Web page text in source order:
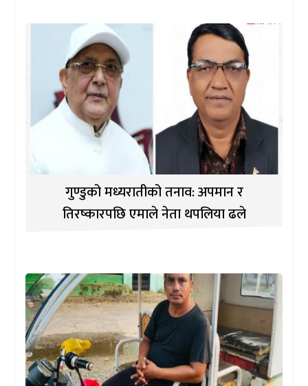
गुण्डुको मध्यरातीको तनाव: अपमान र
तिरष्कारपछि एमाले नेता थपलिया ढले